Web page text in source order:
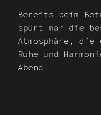
Bereits beim
spürt man die
Atmosphäre, die
Ruhe und
Abend